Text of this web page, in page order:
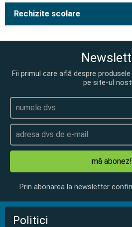
Rechizite scolare
Fii primul care află despre
pe site-ul
mă abonez!
Prin abonarea la newsletter
Politici